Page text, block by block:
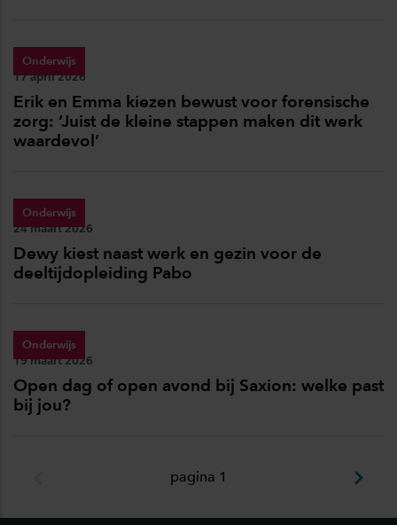
Onderwijs
Publicatiedatum:
17 april 2026
Erik en Emma kiezen bewust voor forensische
zorg: ‘Juist de kleine stappen maken dit werk
waardevol’
Onderwijs
Publicatiedatum:
24 maart 2026
Dewy kiest naast werk en gezin voor de
deeltijdopleiding Pabo
Onderwijs
Publicatiedatum:
19 maart 2026
Open dag of open avond bij Saxion: welke past
bij jou?
pagina 1